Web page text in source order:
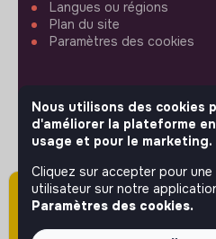
Attention cette annonce
plus de 60 jours (le 18/
doute expirée ou non
Langues ou régions
Plan du site
Paramètres des cookies
SUIVEZ-NOUS
© 2026 jobs that makesense.
Nous utilisons des cookies
d'améliorer la plateforme
usage et pour le marketing.
Cliquez sur accepter pour une
utilisateur sur notre
Paramètres des cookies.